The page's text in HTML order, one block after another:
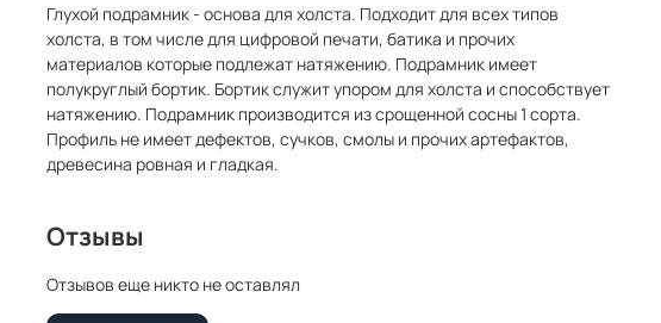
Глухой подрамник - основа для холста. Подходит для всех типов
холста, в том числе для цифровой печати, батика и прочих
материалов которые подлежат натяжению. Подрамник имеет
полукруглый бортик. Бортик служит упором для холста и способствует
натяжению. Подрамник производится из срощенной сосны 1 сорта.
Профиль не имеет дефектов, сучков, смолы и прочих артефактов,
древесина ровная и гладкая.
Отзывы
Отзывов еще никто не оставлял